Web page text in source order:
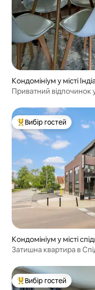
Кондомініум у місті
Приватний відпочинок
Топ вибір гостей
Вибір гостей
Кондомініум у місті
Затишна квартира в
Топ вибір гостей
Вибір гостей